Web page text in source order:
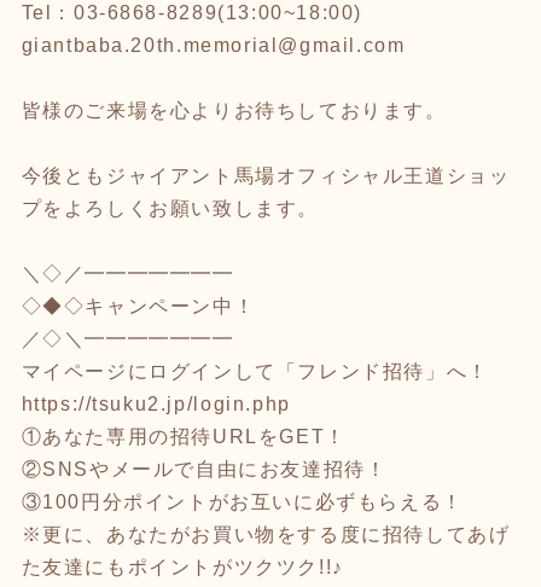
Tel：03-6868-8289(13:00~18:00)
giantbaba.20th.memorial@gmail.com
皆様のご来場を心よりお待ちしております。
今後ともジャイアント馬場オフィシャル王道ショッ
プをよろしくお願い致します。
＼◇／━━━━━━━
◇◆◇キャンペーン中！
／◇＼━━━━━━━
マイページにログインして「フレンド招待」へ！
https://tsuku2.jp/login.php
①あなた専用の招待URLをGET！
②SNSやメールで自由にお友達招待！
③100円分ポイントがお互いに必ずもらえる！
※更に、あなたがお買い物をする度に招待してあげ
た友達にもポイントがツクツク!!♪